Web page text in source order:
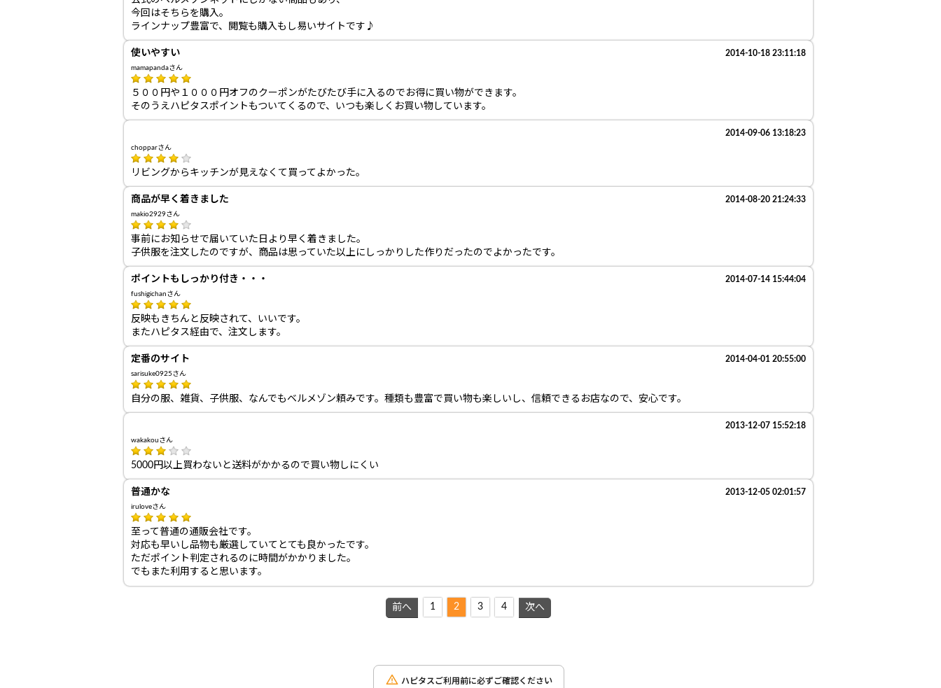
今回はそちらを購入。
ラインナップ豊富で、閲覧も購入もし易いサイトです♪
使いやすい 2014-10-18 23:11:18
mamapandaさん
５００円や１０００円オフのクーポンがたびたび手に入るのでお得に買い物ができます。
そのうえハピタスポイントもついてくるので、いつも楽しくお買い物しています。
2014-09-06 13:18:23
chopparさん
リビングからキッチンが見えなくて買ってよかった。
商品が早く着きました 2014-08-20 21:24:33
makio2929さん
事前にお知らせで届いていた日より早く着きました。
子供服を注文したのですが、商品は思っていた以上にしっかりした作りだったのでよかったです。
ポイントもしっかり付き・・・ 2014-07-14 15:44:04
fushigichanさん
反映もきちんと反映されて、いいです。
またハピタス経由で、注文します。
定番のサイト 2014-04-01 20:55:00
sarisuke0925さん
自分の服、雑貨、子供服、なんでもベルメゾン頼みです。種類も豊富で買い物も楽しいし、信頼できるお店なので、安心です。
2013-12-07 15:52:18
wakakouさん
5000円以上買わないと送料がかかるので買い物しにくい
普通かな 2013-12-05 02:01:57
iruloveさん
至って普通の通販会社です。
対応も早いし品物も厳選していてとても良かったです。
ただポイント判定されるのに時間がかかりました。
でもまた利用すると思います。
前へ 1 2 3 4 次へ
ハピタスご利用前に必ずご確認ください